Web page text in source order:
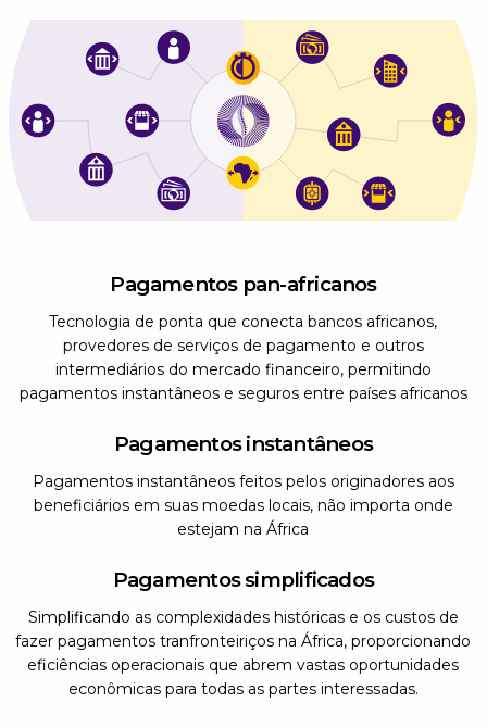
Pagamentos pan-africanos
Tecnologia de ponta que conecta bancos africanos,
provedores de serviços de pagamento e outros
intermediários do mercado financeiro, permitindo
pagamentos instantâneos e seguros entre países africanos
Pagamentos instantâneos
Pagamentos instantâneos feitos pelos originadores aos
beneficiários em suas moedas locais, não importa onde
estejam na África
Pagamentos simplificados
Simplificando as complexidades históricas e os custos de
fazer pagamentos tranfronteiriços na África, proporcionando
eficiências operacionais que abrem vastas oportunidades
econômicas para todas as partes interessadas.